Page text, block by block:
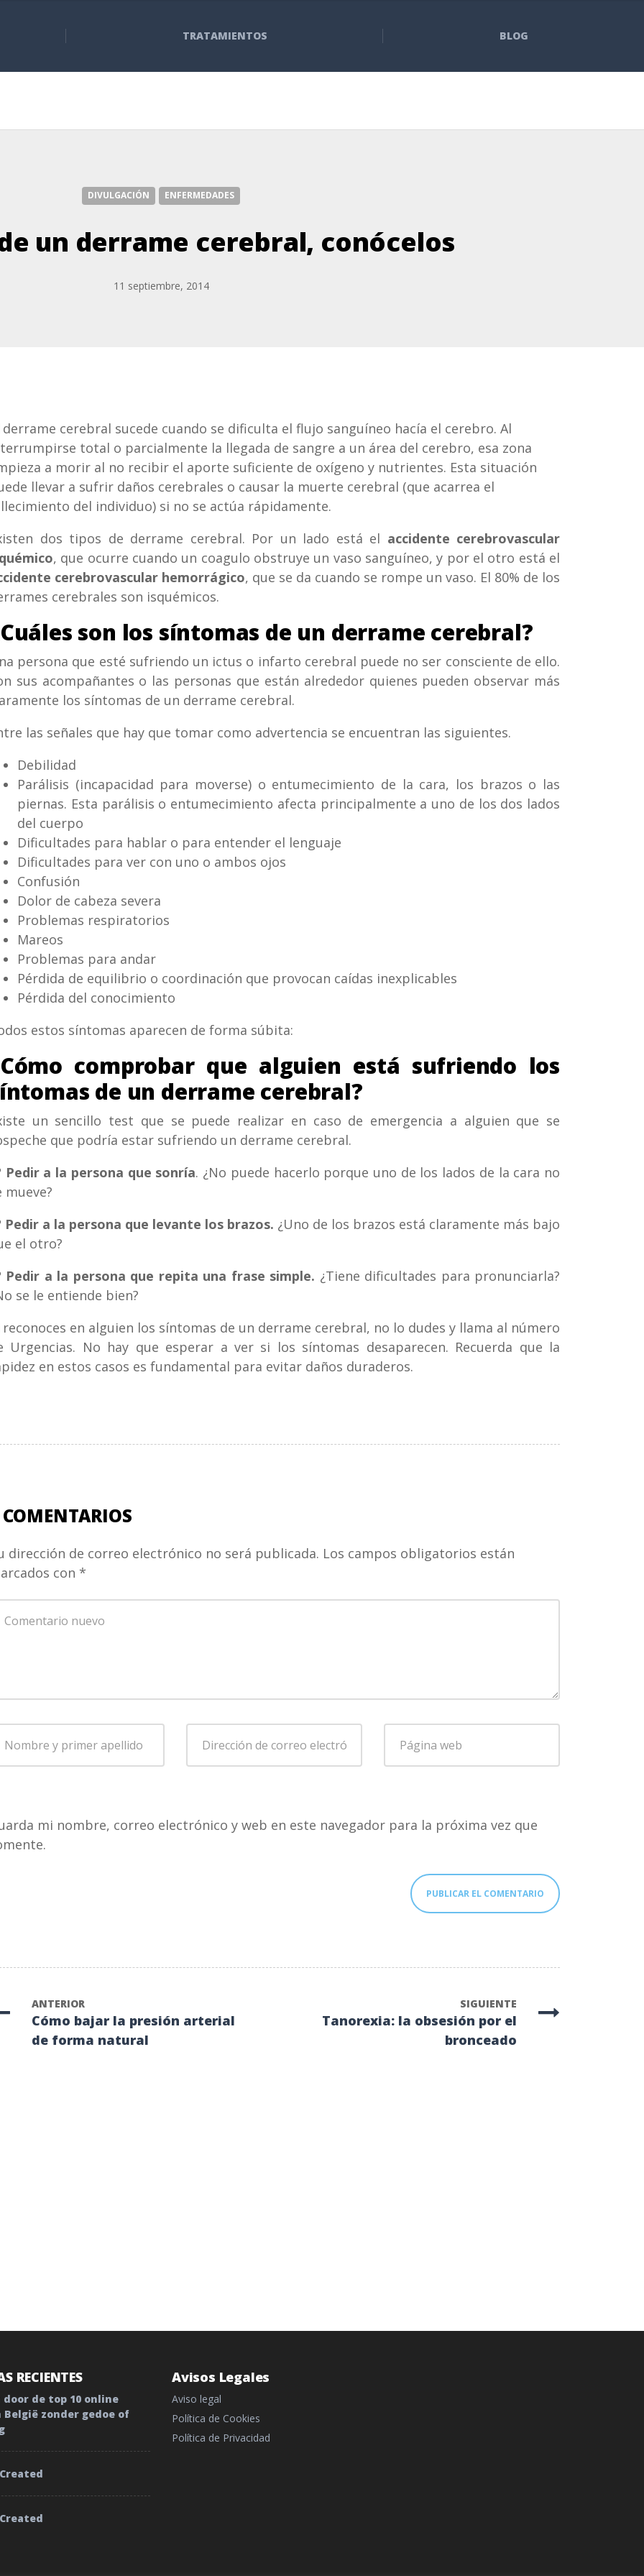
TRATAMIENTOS BLOG
DIVULGACIÓN ENFERMEDADES
un derrame cerebral, conócelos
11 septiembre, 2014
derrame cerebral sucede cuando se dificulta el flujo sanguíneo hacía el cerebro. Al
total o parcialmente la llegada de sangre a un área del cerebro, esa zona
a morir al no recibir el aporte suficiente de oxígeno y nutrientes. Esta situación
llevar a sufrir daños cerebrales o causar la muerte cerebral (que acarrea el
del individuo) si no se actúa rápidamente.
dos tipos de derrame cerebral. Por un lado está el accidente cerebrovascular
, que ocurre cuando un coagulo obstruye un vaso sanguíneo, y por el otro está el
cerebrovascular hemorrágico, que se da cuando se rompe un vaso. El 80% de los
cerebrales son isquémicos.
son los síntomas de un derrame cerebral?
persona que esté sufriendo un ictus o infarto cerebral puede no ser consciente de ello.
sus acompañantes o las personas que están alrededor quienes pueden observar más
los síntomas de un derrame cerebral.
las señales que hay que tomar como advertencia se encuentran las siguientes.
Debilidad
Parálisis (incapacidad para moverse) o entumecimiento de la cara, los brazos o las
piernas. Esta parálisis o entumecimiento afecta principalmente a uno de los dos lados
del cuerpo
Dificultades para hablar o para entender el lenguaje
Dificultades para ver con uno o ambos ojos
Confusión
Dolor de cabeza severa
Problemas respiratorios
Mareos
Problemas para andar
Pérdida de equilibrio o coordinación que provocan caídas inexplicables
Pérdida del conocimiento
estos síntomas aparecen de forma súbita:
comprobar que alguien está sufriendo los
de un derrame cerebral?
un sencillo test que se puede realizar en caso de emergencia a alguien que se
que podría estar sufriendo un derrame cerebral.
Pedir a la persona que sonría. ¿No puede hacerlo porque uno de los lados de la cara no
mueve?
Pedir a la persona que levante los brazos. ¿Uno de los brazos está claramente más bajo
el otro?
Pedir a la persona que repita una frase simple. ¿Tiene dificultades para pronunciarla?
se le entiende bien?
reconoces en alguien los síntomas de un derrame cerebral, no lo dudes y llama al número
Urgencias. No hay que esperar a ver si los síntomas desaparecen. Recuerda que la
en estos casos es fundamental para evitar daños duraderos.
dirección de correo electrónico no será publicada. Los campos obligatorios están
con *
*
correo
web
mi nombre, correo electrónico y web en este navegador para la próxima vez que
ANTERIOR
Cómo bajar la presión arterial
de forma natural
SIGUIENTE
Tanorexia: la obsesión por el
bronceado
RECIENTES
door de top 10 online
België zonder gedoe of
Avisos Legales
Aviso legal
Política de Cookies
Política de Privacidad